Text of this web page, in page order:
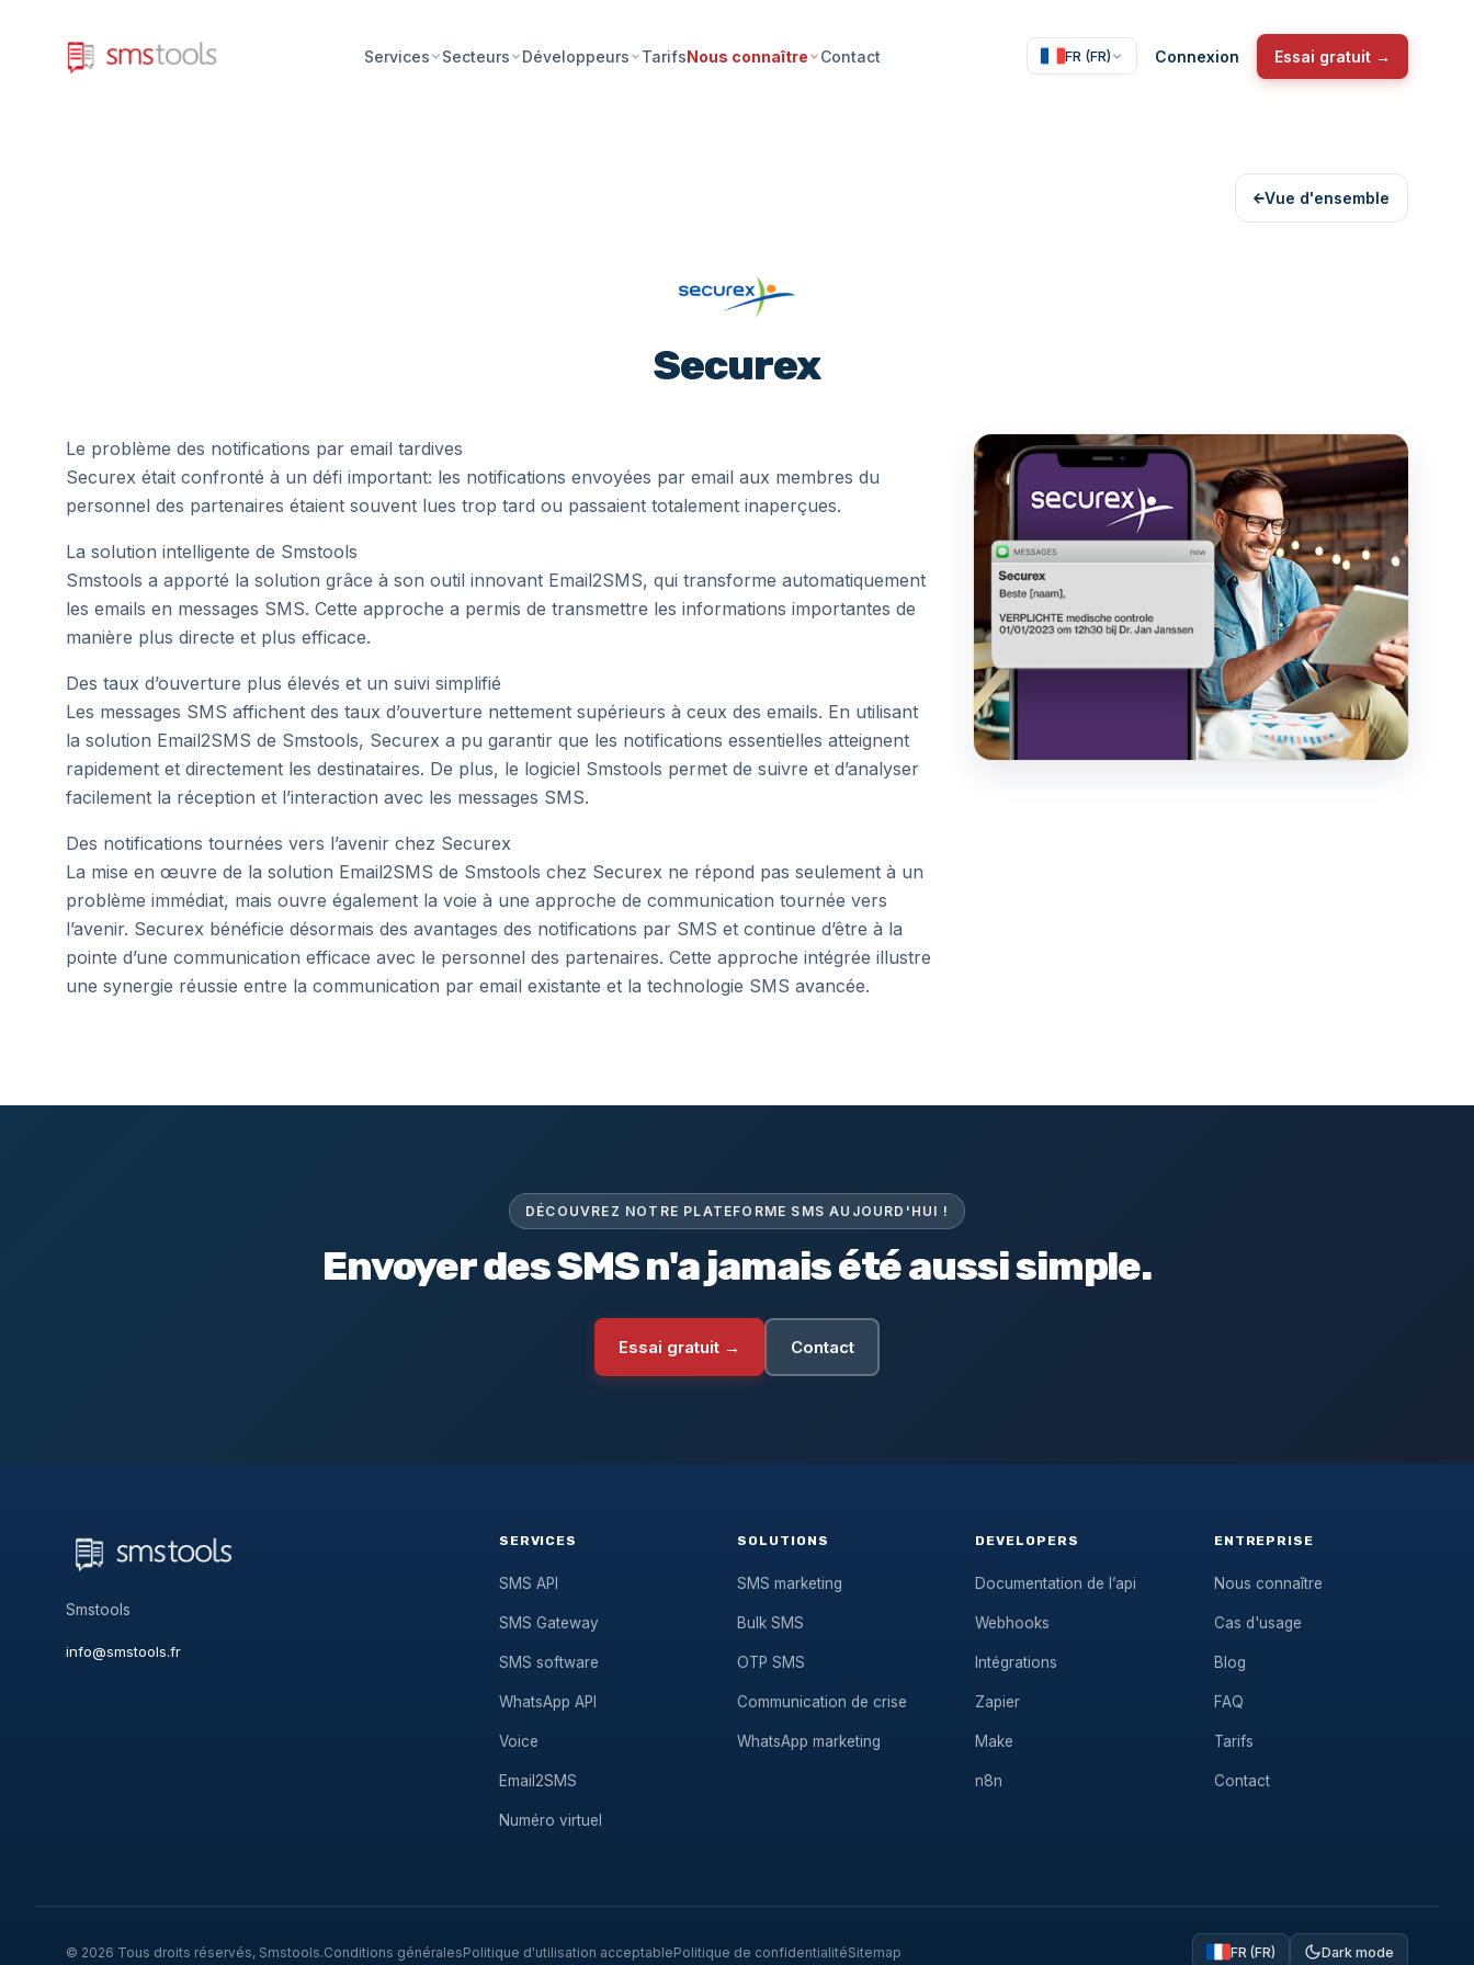
Services Secteurs Développeurs TarifsNous connaître Contact FR (FR) Connexion Essai gratuit →
Vue d'ensemble
Securex
Le problème des notifications par email tardives
Securex était confronté à un défi important: les notifications envoyées par email aux membres du
personnel des partenaires étaient souvent lues trop tard ou passaient totalement inaperçues.
La solution intelligente de Smstools
Smstools a apporté la solution grâce à son outil innovant Email2SMS, qui transforme automatiquement
les emails en messages SMS. Cette approche a permis de transmettre les informations importantes de
manière plus directe et plus efficace.
Des taux d’ouverture plus élevés et un suivi simplifié
Les messages SMS affichent des taux d’ouverture nettement supérieurs à ceux des emails. En utilisant
la solution Email2SMS de Smstools, Securex a pu garantir que les notifications essentielles atteignent
rapidement et directement les destinataires. De plus, le logiciel Smstools permet de suivre et d’analyser
facilement la réception et l’interaction avec les messages SMS.
Des notifications tournées vers l’avenir chez Securex
La mise en œuvre de la solution Email2SMS de Smstools chez Securex ne répond pas seulement à un
problème immédiat, mais ouvre également la voie à une approche de communication tournée vers
l’avenir. Securex bénéficie désormais des avantages des notifications par SMS et continue d’être à la
pointe d’une communication efficace avec le personnel des partenaires. Cette approche intégrée illustre
une synergie réussie entre la communication par email existante et la technologie SMS avancée.
DÉCOUVREZ NOTRE PLATEFORME SMS AUJOURD'HUI !
Envoyer des SMS n'a jamais été aussi simple.
Essai gratuit → Contact
Smstools
info@smstools.fr
SERVICES
SMS API
SMS Gateway
SMS software
WhatsApp API
Voice
Email2SMS
Numéro virtuel
SOLUTIONS
SMS marketing
Bulk SMS
OTP SMS
Communication de crise
WhatsApp marketing
DEVELOPERS
Documentation de l’api
Webhooks
Intégrations
Zapier
Make
n8n
ENTREPRISE
Nous connaître
Cas d'usage
Blog
FAQ
Tarifs
Contact
© 2026 Tous droits réservés, Smstools.Conditions généralesPolitique d'utilisation acceptablePolitique de confidentialitéSitemap FR (FR) Dark mode